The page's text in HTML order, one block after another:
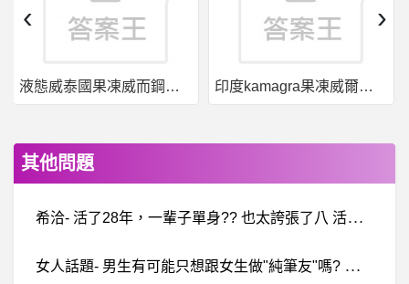
液態威泰國果凍威而鋼哪裡買 印度kamagra果凍威爾剛用於治療男性勃起功能障礙
‹ ›
其他問題
希
洽- 活了28年，一輩子單身?? 也太誇張了八 活了28年，一輩子單身?? 也太誇張了八
女
人話題- 男生有可能只想跟女生做"純筆友"嗎? 男生有可能只想跟女生做"純筆友"嗎?